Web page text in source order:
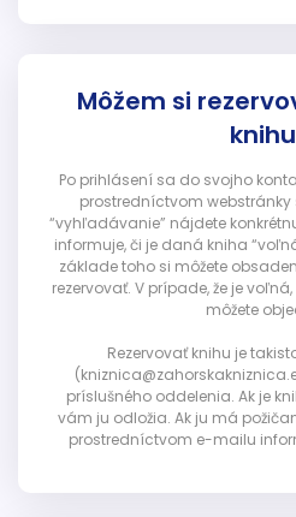
Môžem si
Po prihlásení sa do svojho
prostredníctvom webstránky
“vyhľadávanie” nájdete
informuje, či je daná kniha
základe toho si môžete
rezervovať. V prípade, že je
môžete
Rezervovať knihu je
príslušného oddelenia. Ak je
vám ju odložia. Ak ju má
prostredníctvom e-mailu